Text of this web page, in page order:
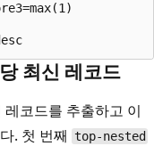
//
최신 레코드
코드를 추출하고 이
. 첫 번째 top-nested